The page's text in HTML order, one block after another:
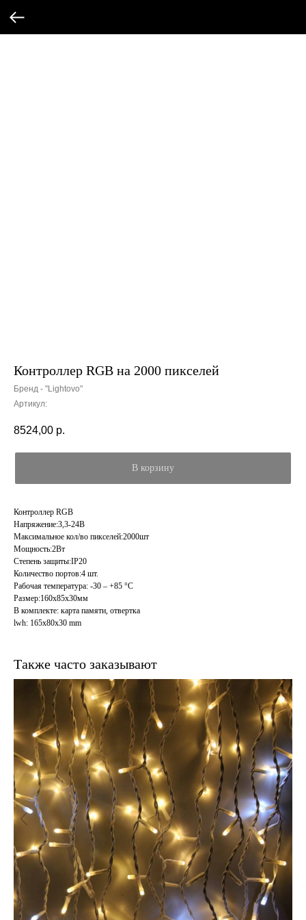
Контроллер RGB на 2000 пикселей
Бренд - "Lightovo"
Артикул:
8524,00 р.
В корзину
Контроллер RGB
Напряжение:3,3-24В
Максимальное кол/во пикселей:2000шт
Мощность:2Вт
Степень защиты:IP20
Количество портов:4 шт.
Рабочая температура: -30 – +85 °С
Размер:160х85х30мм
В комплекте: карта памяти, отвертка
lwh: 165x80x30 mm
Также часто заказывают